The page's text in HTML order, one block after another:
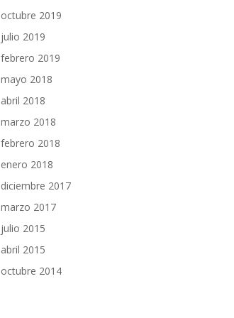
octubre 2019
julio 2019
febrero 2019
mayo 2018
abril 2018
marzo 2018
febrero 2018
enero 2018
diciembre 2017
marzo 2017
julio 2015
abril 2015
octubre 2014